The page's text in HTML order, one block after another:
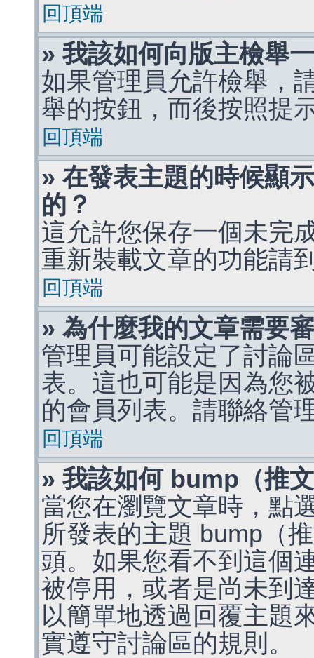
回頂端
» 我該如何向版主檢舉
如果管理員允許檢舉，
舉的按鈕，而後按照提
回頂端
» 在發表主題的時候顯
的？
這允許您保存一個未完
重新裝載文章的功能請
回頂端
» 為什麼我的文章需要
管理員可能設定了討論
表。這也可能是因為您
的會員列表。請聯絡管
回頂端
» 我該如何 bump（推
當您在瀏覽文章時，點
所發表的主題 bump（
頭。如果您看不到這個
被停用，或者是尚未到
以簡單地透過回覆主題
實遵守討論區的規則。